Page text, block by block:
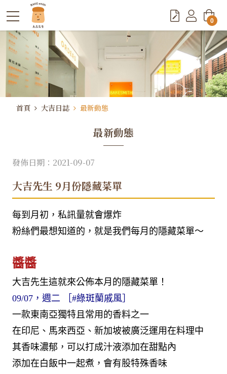
首頁 大吉日誌 最新動態
最新動態
發佈日期：2021-09-07
大吉先生 9月份隱藏菜單
每到月初，私訊量就會爆炸
粉絲們最想知道的，就是我們每月的隱藏菜單～
醬醬
大吉先生這就來公佈本月的隱藏菜單！
09/07，週二 ［ #綠斑蘭戚風］
一款東南亞獨特且常用的香料之一
在印尼、馬來西亞、新加坡被廣泛運用在料理中
其香味濃郁，可以打成汁液添加在甜點內
添加在白飯中一起煮，會有股特殊香味
0